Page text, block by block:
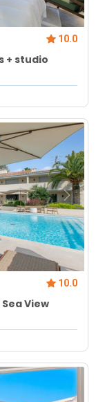
10.0
+ studio
10.0
View